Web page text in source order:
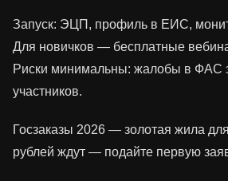
Запуск: ЭЦП, профиль в ЕИС,
Для новичков — бесплатные
Риски минимальны: жалобы в ФАС
участников.
Госзаказы 2026 — золотая жила
рублей ждут — подайте первую